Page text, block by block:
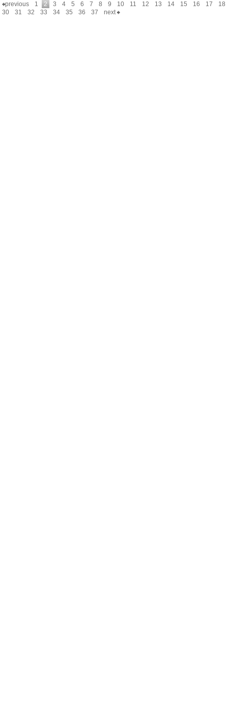
previous 1 2 3 4 5 6 7 8 9 10 11 12 13 14 15 16 17
18
30
31 32 33 34 35 36 37 next